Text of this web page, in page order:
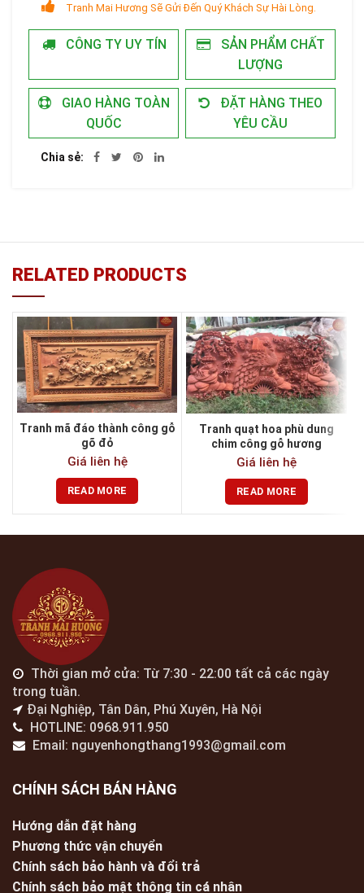
Tranh Mai Hương Sẽ Gửi Đến Quý Khách Sự Hài Lòng.
CÔNG TY UY TÍN
SẢN PHẨM CHẤT
LƯỢNG
GIAO HÀNG TOÀN
QUỐC
ĐẶT HÀNG THEO
YÊU CẦU
Chia sẻ
RELATED PRODUCTS
Tranh mã đáo thành công gỗ
gõ đỏ
Giá liên hệ
READ MORE
Tranh quạt hoa phù dung
chim công gỗ hương
Giá liên hệ
READ MORE
Thời gian mở cửa: Từ 7:30 - 22:00 tất cả các ngày
trong tuần.
Đại Nghiệp, Tân Dân, Phú Xuyên, Hà Nội
HOTLINE: 0968.911.950
Email: nguyenhongthang1993@gmail.com
CHÍNH SÁCH BÁN HÀNG
Hướng dẫn đặt hàng
Phương thức vận chuyển
Chính sách bảo hành và đổi trả
Chính sách bảo mật thông tin cá nhân